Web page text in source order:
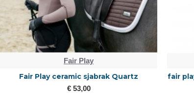
Fair Play
Fair Play ceramic sjabrak Quartz
€ 53,00
fair